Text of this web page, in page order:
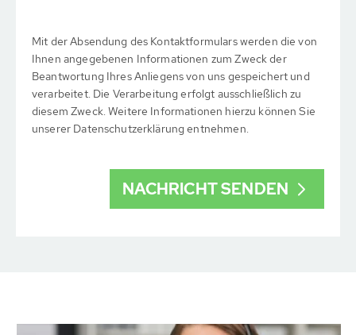
Mit der Absendung des Kontaktformulars werden die von
Ihnen angegebenen Informationen zum Zweck der
Beantwortung Ihres Anliegens von uns gespeichert und
verarbeitet. Die Verarbeitung erfolgt ausschließlich zu
diesem Zweck. Weitere Informationen hierzu können Sie
unserer Datenschutzerklärung entnehmen.